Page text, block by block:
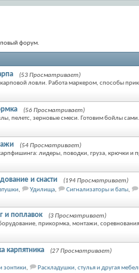
форум.
(53 Просматривает)
карповой ловли. Работа маркером, способы
(56 Просматривает)
пелетс, зерновые смеси. Готовим бойлы сами.
(54 Просматривает)
лидеры, поводки, груза, крючки и
и снасти
(194 Просматривает)
, Удилища, Сигнализаторы и баты,
и поплавок
(3 Просматривает)
прикормка, монтажи,
карпятника
(27 Просматривает)
зонтики, Раскладушки, стулья и другая